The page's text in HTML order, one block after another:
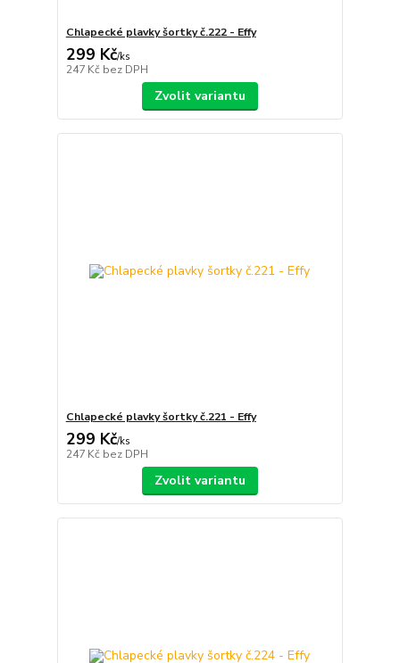
Chlapecké plavky šortky č.222 - Effy
299 Kč/ks
247 Kč bez DPH
Zvolit variantu
Chlapecké plavky šortky č.221 - Effy
299 Kč/ks
247 Kč bez DPH
Zvolit variantu